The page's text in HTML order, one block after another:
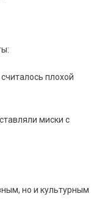
плохой
миски с
но и культурным